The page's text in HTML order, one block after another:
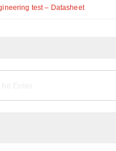
test – Datasheet